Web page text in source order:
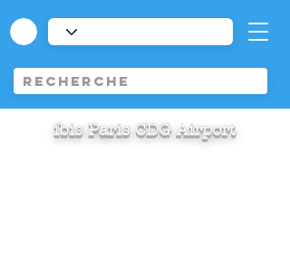
ibis Paris CDG Airport